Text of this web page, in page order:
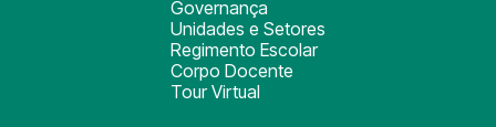
Governança
Unidades e Setores
Regimento Escolar
Corpo Docente
Tour Virtual